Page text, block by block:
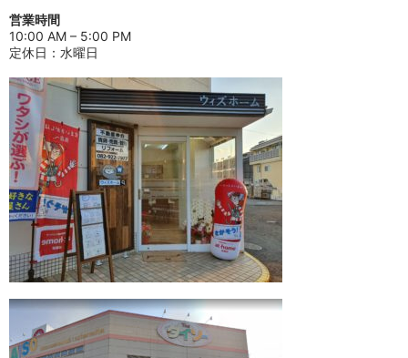
営業時間
10:00 AM – 5:00 PM
定休日：水曜日